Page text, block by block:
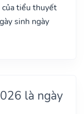
tiểu thuyết
sinh ngày
là ngày